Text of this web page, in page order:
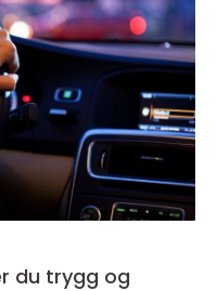
du trygg og